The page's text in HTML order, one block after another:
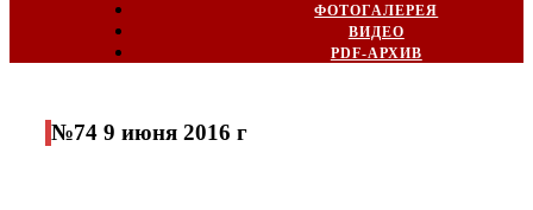
ФОТОГАЛЕРЕЯ
ВИДЕО
PDF-АРХИВ
№74 9 июня 2016 г